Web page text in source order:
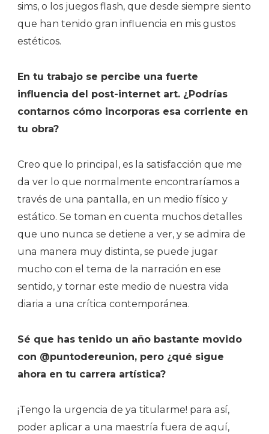
sims, o los juegos flash, que desde siempre siento
que han tenido gran influencia en mis gustos
estéticos.
En tu trabajo se percibe una fuerte
influencia del post-internet art. ¿Podrías
contarnos cómo incorporas esa corriente en
tu obra?
Creo que lo principal, es la satisfacción que me
da ver lo que normalmente encontraríamos a
través de una pantalla, en un medio físico y
estático. Se toman en cuenta muchos detalles
que uno nunca se detiene a ver, y se admira de
una manera muy distinta, se puede jugar
mucho con el tema de la narración en ese
sentido, y tornar este medio de nuestra vida
diaria a una crítica contemporánea.
Sé que has tenido un año bastante movido
con @puntodereunion, pero ¿qué sigue
ahora en tu carrera artística?
¡Tengo la urgencia de ya titularme! para así,
poder aplicar a una maestría fuera de aquí,